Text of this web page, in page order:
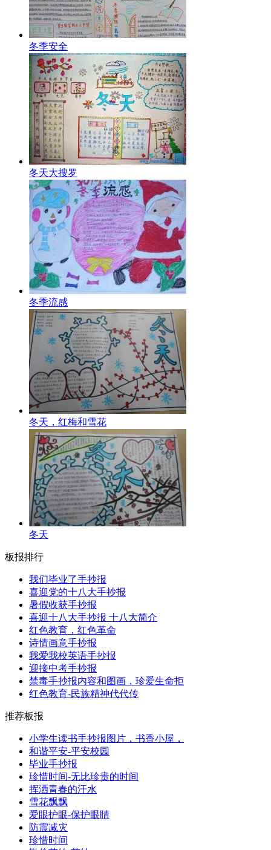
冬季安全
冬天大搜罗
冬季流感
冬天，红梅和雪花
冬天
板报排行
我们毕业了手抄报
喜迎党的十八大手抄报
暑假收获手抄报
喜迎十八大手抄报 十八大简介
红色教育，红色革命
诗情画意手抄报
我爱我校英语手抄报
迎接中考手抄报
禁毒手抄报内容和图画，珍爱生命拒
红色教育-民族精神代代传
推荐板报
小学生读书手抄报图片，书香小屋，
和谐平安-平安校园
毕业手抄报
珍惜时间-无比珍贵的时间
挥洒青春的汗水
雪花飘飘
爱眼护眼-保护眼睛
防震减灾
珍惜时间